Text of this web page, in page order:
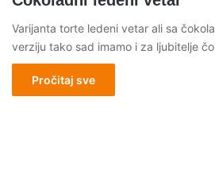
Varijanta torte ledeni vetar ali sa
verziju tako sad imamo i za ljubitelje
Pročitaj sve